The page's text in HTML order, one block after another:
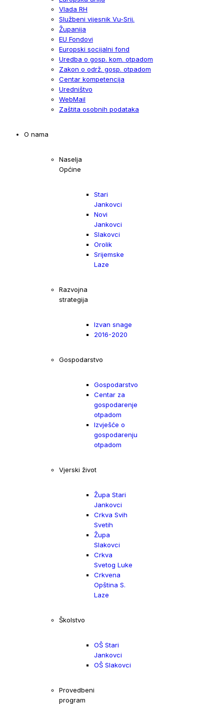
Vlada RH
Službeni vijesnik Vu-Srij.
Županija
EU Fondovi
Europski socijalni fond
Uredba o gosp. kom. otpadom
Zakon o održ. gosp. otpadom
Centar kompetencija
Uredništvo
WebMail
Zaštita osobnih podataka
O nama
Naselja
Općine
Stari
Jankovci
Novi
Jankovci
Slakovci
Orolik
Srijemske
Laze
Razvojna
strategija
Izvan snage
2016-2020
Gospodarstvo
Gospodarstvo
Centar za
gospodarenje
otpadom
Izvješće o
gospodarenju
otpadom
Vjerski život
Župa Stari
Jankovci
Crkva Svih
Svetih
Župa
Slakovci
Crkva
Svetog Luke
Crkvena
Opština S.
Laze
Školstvo
OŠ Stari
Jankovci
OŠ Slakovci
Provedbeni
program